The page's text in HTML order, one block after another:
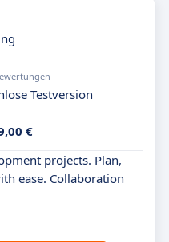
Testversion
€
projects. Plan,
ease. Collaboration